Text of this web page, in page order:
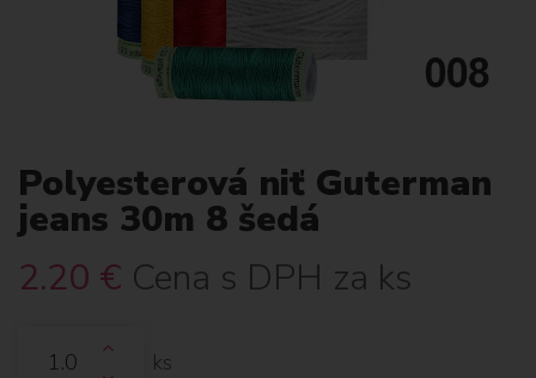
Polyesterová niť Guterman
jeans 30m 8 šedá
2.20 € Cena s DPH za ks
ks